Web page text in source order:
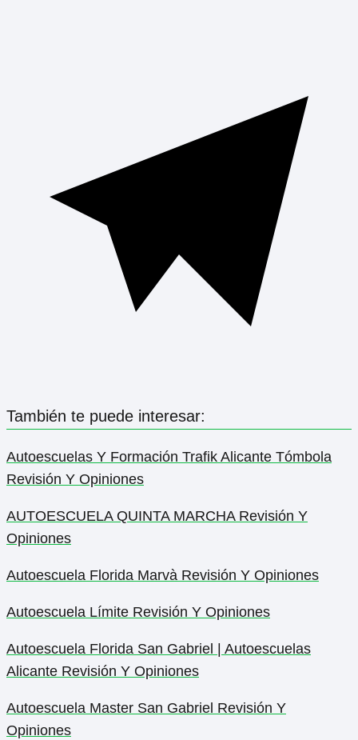
También te puede interesar:
Autoescuelas Y Formación Trafik Alicante Tómbola
Revisión Y Opiniones
AUTOESCUELA QUINTA MARCHA Revisión Y
Opiniones
Autoescuela Florida Marvà Revisión Y Opiniones
Autoescuela Límite Revisión Y Opiniones
Autoescuela Florida San Gabriel | Autoescuelas
Alicante Revisión Y Opiniones
Autoescuela Master San Gabriel Revisión Y
Opiniones